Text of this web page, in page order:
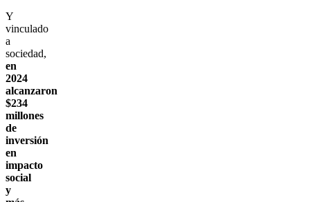
Y
vinculado
a
sociedad,
en
2024
alcanzaron
$234
millones
de
inversión
en
impacto
social
y